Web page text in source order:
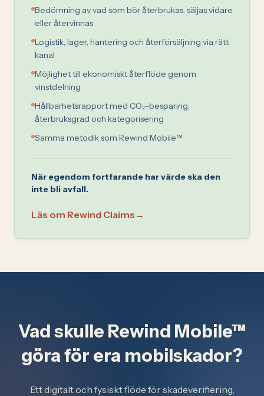
Bedömning av vad som bör återbrukas, säljas vidare
eller återvinnas
Logistik, lager, hantering och återförsäljning via rätt
kanal
Möjlighet till ekonomiskt återflöde genom
vinstdelning
Hållbarhetsrapport med CO₂-besparing,
återbruksgrad och kategorisering
Samma metodik som Rewind Mobile™
När egendom fortfarande har värde ska den
inte bli avfall.
Läs om Rewind Claims →
Vad skulle Rewind Mobile™
göra för era mobilskador?
Ett digitalt och fysiskt flöde för skadeverifiering,